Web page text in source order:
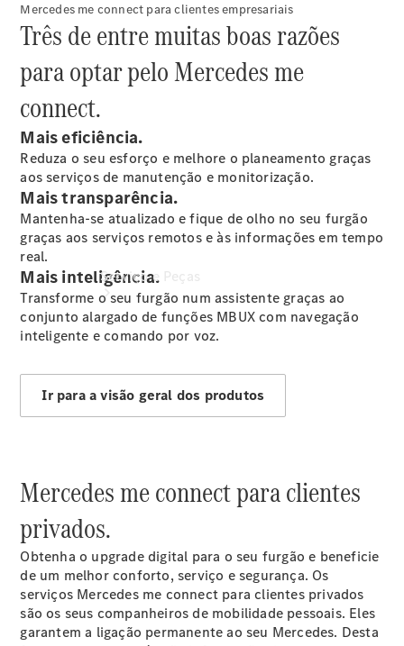
da próxima
manutenção
Agendar
Manutenção
smart
Serviço e Peças
Reparação
e oficina
Mercedes
me - Extras
Digitais
Assistência
em estrada
Contratos
de Serviço
Mercedes me connect para clientes empresariais
Três de entre muitas boas razões
para optar pelo Mercedes me
connect.
Mais eficiência.
Reduza o seu esforço e melhore o planeamento graças
aos serviços de manutenção e monitorização.
Mais transparência.
Mantenha-se atualizado e fique de olho no seu furgão
graças aos serviços remotos e às informações em tempo
real.
Mais inteligência.
Transforme o seu furgão num assistente graças ao
conjunto alargado de funções MBUX com navegação
inteligente e comando por voz.
Ir para a visão geral dos produtos
Mercedes me connect para clientes
privados.
Obtenha o upgrade digital para o seu furgão e beneficie
de um melhor conforto, serviço e segurança. Os
serviços Mercedes me connect para clientes privados
são os seus companheiros de mobilidade pessoais. Eles
garantem a ligação permanente ao seu Mercedes. Desta